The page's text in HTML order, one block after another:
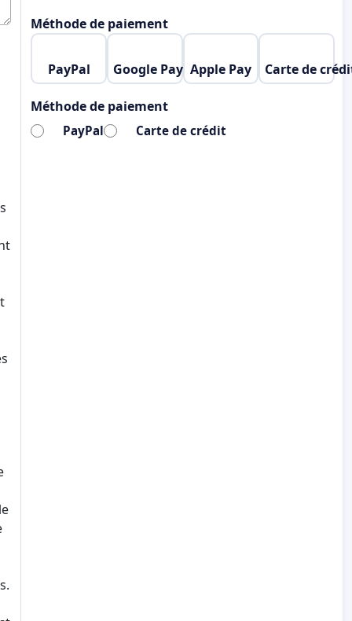
Méthode de paiement
PayPal Google Pay Apple Pay Carte de
Méthode de paiement
PayPal Carte de crédit